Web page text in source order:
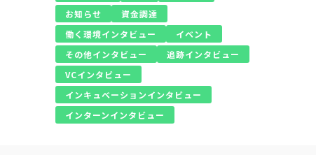
お知らせ
資金調達
働く環境インタビュー
イベント
その他インタビュー
追跡インタビュー
VCインタビュー
インキュベーションインタビュー
インターンインタビュー